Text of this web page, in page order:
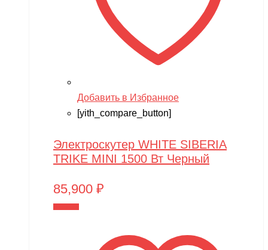
Добавить в Избранное
[yith_compare_button]
Электроскутер WHITE SIBERIA
TRIKE MINI 1500 Вт Черный
85,900 ₽